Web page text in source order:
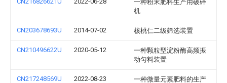
一种粉末肥料生产用破碎
机
CN203678693U 2014-07-02 核桃仁二级筛选装置
CN210496622U 2020-05-12
一种颗粒型淀粉酶高频振
动匀料装置
CN217248569U 2022-08-23
一种微量元素肥料的生产